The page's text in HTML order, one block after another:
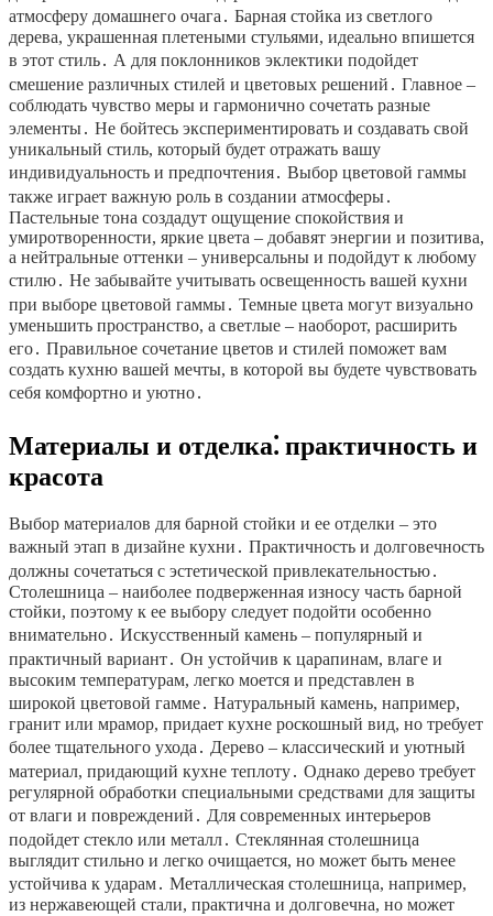
атмосферу домашнего очага․ Барная стойка из светлого
дерева, украшенная плетеными стульями, идеально впишется
в этот стиль․ А для поклонников эклектики подойдет
смешение различных стилей и цветовых решений․ Главное –
соблюдать чувство меры и гармонично сочетать разные
элементы․ Не бойтесь экспериментировать и создавать свой
уникальный стиль, который будет отражать вашу
индивидуальность и предпочтения․ Выбор цветовой гаммы
также играет важную роль в создании атмосферы․
Пастельные тона создадут ощущение спокойствия и
умиротворенности, яркие цвета – добавят энергии и позитива,
а нейтральные оттенки – универсальны и подойдут к любому
стилю․ Не забывайте учитывать освещенность вашей кухни
при выборе цветовой гаммы․ Темные цвета могут визуально
уменьшить пространство, а светлые – наоборот, расширить
его․ Правильное сочетание цветов и стилей поможет вам
создать кухню вашей мечты, в которой вы будете чувствовать
себя комфортно и уютно․
Материалы и отделка⁚ практичность и
красота
Выбор материалов для барной стойки и ее отделки – это
важный этап в дизайне кухни․ Практичность и долговечность
должны сочетаться с эстетической привлекательностью․
Столешница – наиболее подверженная износу часть барной
стойки, поэтому к ее выбору следует подойти особенно
внимательно․ Искусственный камень – популярный и
практичный вариант․ Он устойчив к царапинам, влаге и
высоким температурам, легко моется и представлен в
широкой цветовой гамме․ Натуральный камень, например,
гранит или мрамор, придает кухне роскошный вид, но требует
более тщательного ухода․ Дерево – классический и уютный
материал, придающий кухне теплоту․ Однако дерево требует
регулярной обработки специальными средствами для защиты
от влаги и повреждений․ Для современных интерьеров
подойдет стекло или металл․ Стеклянная столешница
выглядит стильно и легко очищается, но может быть менее
устойчива к ударам․ Металлическая столешница, например,
из нержавеющей стали, практична и долговечна, но может